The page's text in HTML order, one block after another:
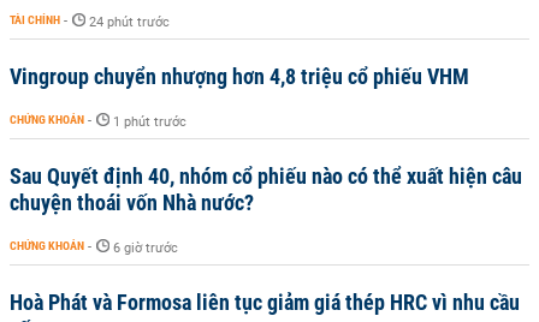
TÀI CHÍNH - 24 phút trước
Vingroup chuyển nhượng hơn 4,8 triệu cổ phiếu VHM
CHỨNG KHOÁN - 1 phút trước
Sau Quyết định 40, nhóm cổ phiếu nào có thể xuất hiện câu
chuyện thoái vốn Nhà nước?
CHỨNG KHOÁN - 6 giờ trước
Hoà Phát và Formosa liên tục giảm giá thép HRC vì nhu cầu